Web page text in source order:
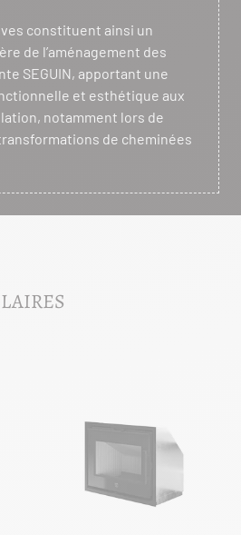
constituent ainsi un
de l’aménagement des
SEGUIN, apportant une
et esthétique aux
notamment lors de
de cheminées